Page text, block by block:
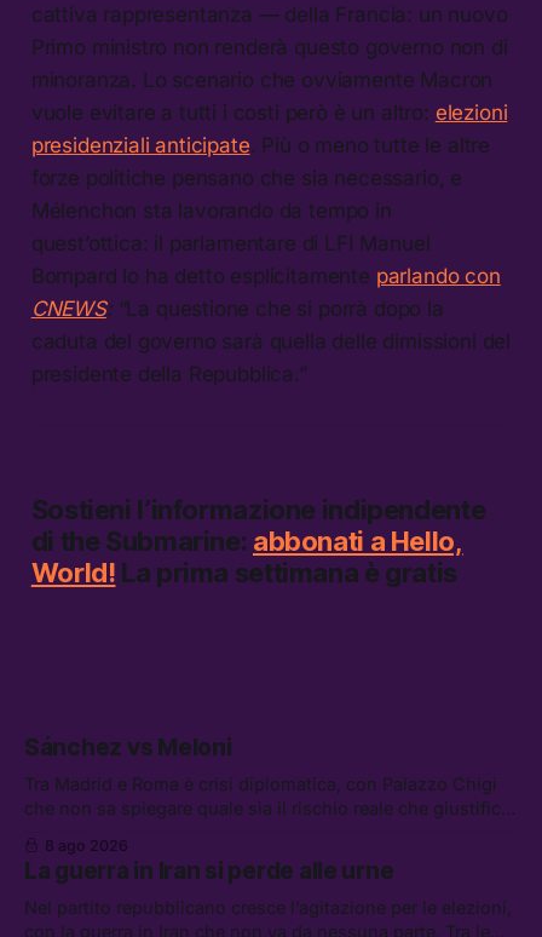
cattiva rappresentanza — della Francia: un nuovo
Primo ministro non renderà questo governo non di
minoranza. Lo scenario che ovviamente Macron
vuole evitare a tutti i costi però è un altro: elezioni
presidenziali anticipate. Più o meno tutte le altre
forze politiche pensano che sia necessario, e
Mélenchon sta lavorando da tempo in
quest’ottica: il parlamentare di LFI Manuel
Bompard lo ha detto esplicitamente parlando con
CNEWS:“La questione che si porrà dopo la
caduta del governo sarà quella delle dimissioni del
presidente della Repubblica.”
Sostieni l’informazione indipendente
di the Submarine: abbonati a Hello,
World! La prima settimana è gratis
Sánchez vs Meloni
Tra Madrid e Roma è crisi diplomatica, con Palazzo Chigi
che non sa spiegare quale sia il rischio reale che giustifica
di difesa tra Arabia Saudita, Pakistan e Turchia, la crisi del
carburante irregolare, e un altro caso di IA ribelle
8 ago 2026
La guerra in Iran si perde alle urne
Nel partito repubblicano cresce l’agitazione per le elezioni,
con la guerra in Iran che non va da nessuna parte. Tra le